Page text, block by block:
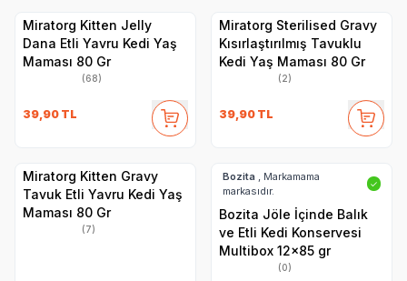
Miratorg Kitten Jelly
Dana Etli Yavru Kedi Yaş
Maması 80 Gr
(68)
39,90 TL
Miratorg Sterilised Gravy
Kısırlaştırılmış Tavuklu
Kedi Yaş Maması 80 Gr
(2)
39,90 TL
Miratorg Kitten Gravy
Tavuk Etli Yavru Kedi Yaş
Maması 80 Gr
(7)
Bozita , Markamama
markasıdır.
✓
Bozita Jöle İçinde Balık
ve Etli Kedi Konservesi
Multibox 12x85 gr
(0)